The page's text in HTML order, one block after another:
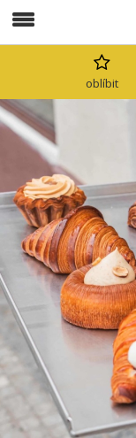
oblíbit